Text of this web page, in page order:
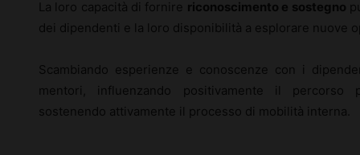
La loro capacità di fornire riconoscimento e sostegno
dei dipendenti e la loro disponibilità a esplorare nuove
Scambiando esperienze e conoscenze con i
mentori, influenzando positivamente il percorso
sostenendo attivamente il processo di mobilità interna.